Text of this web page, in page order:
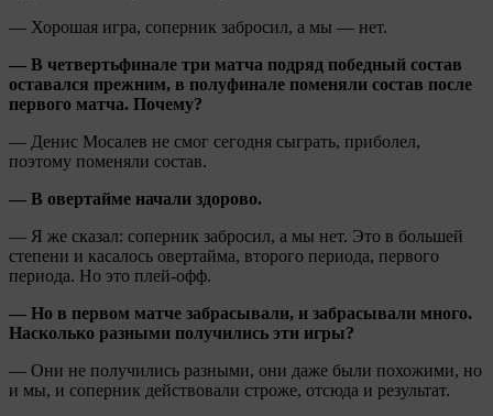
— Хорошая игра, соперник забросил, а мы — нет.
— В четвертьфинале три матча подряд победный состав
оставался прежним, в полуфинале поменяли состав после
первого матча. Почему?
— Денис Мосалев не смог сегодня сыграть, приболел,
поэтому поменяли состав.
— В овертайме начали здорово.
— Я же сказал: соперник забросил, а мы нет. Это в большей
степени и касалось овертайма, второго периода, первого
периода. Но это плей-офф.
— Но в первом матче забрасывали, и забрасывали много.
Насколько разными получились эти игры?
— Они не получились разными, они даже были похожими, но
и мы, и соперник действовали строже, отсюда и результат.